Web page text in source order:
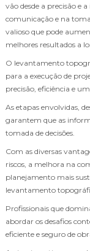
vão desde a precisão e
comunicação e na
valioso que pode
melhores resultados a
O levantamento
para a execução de
precisão, eficiência e
As etapas envolvidas,
garantem que as
tomada de decisões.
Com as diversas
riscos, a melhora na
planejamento mais
levantamento
Profissionais que
abordar os desafios
eficiente e seguro de